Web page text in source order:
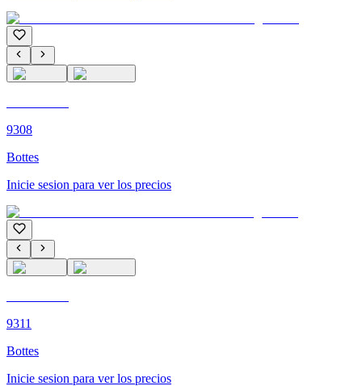
9308
Bottes
Inicie sesion para ver los precios
9311
Bottes
Inicie sesion para ver los precios